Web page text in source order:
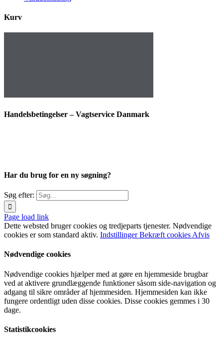
Kurv
Handelsbetingelser – Vagtservice Danmark
Har du brug for en ny søgning?
Søg efter:
Page load link
Dette websted bruger cookies og tredjeparts tjenester. Nødvendige
cookies er som standard aktiv. IndstillingerBekræft cookies Afvis
Nødvendige cookies
Nødvendige cookies hjælper med at gøre en hjemmeside brugbar
ved at aktivere grundlæggende funktioner såsom side-navigation og
adgang til sikre områder af hjemmesiden. Hjemmesiden kan ikke
fungere ordentligt uden disse cookies. Disse cookies gemmes i 30
dage.
Statistikcookies